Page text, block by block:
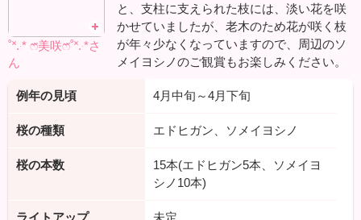
˚˟.‧* ෆ̈美咲ෆ̈˚˟.‧*さ
ん
と、支柱に支えられた枝には、淡い花を咲
かせていましたが、老木のため花が咲く枝
が年々少なくなっていますので、周辺のソ
メイヨシノのご観賞もお楽しみください。
例年の見頃 4月中旬～4月下旬
桜の種類 エドヒガン、ソメイヨシノ
桜の本数
15本(エドヒガン5本、ソメイヨ
シノ10本)
ライトアップ 未定